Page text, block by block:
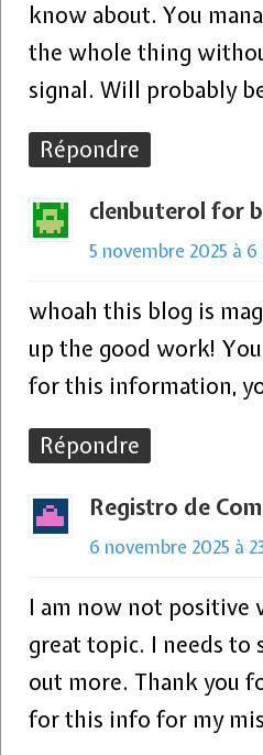
know about. You
the whole thing
signal. Will probably
Répondre
clenbuterol for
5 novembre 2025 à
whoah this blog is
up the good work!
for this information,
Répondre
Registro de
6 novembre 2025 à
I am now not positive
great topic. I needs to
out more. Thank you
for this info for my